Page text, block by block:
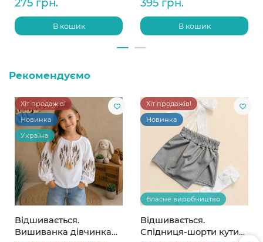
275 грн.
В кошик
395 грн.
В кошик
Рекомендуємо
Хіт продажів!
Новинка
Україна
Відшивається.
Вишиванка дівчинка
Хіт продажів!
Новинка
Власне виробництво
Відшивається.
Спідниця-шорти кутик